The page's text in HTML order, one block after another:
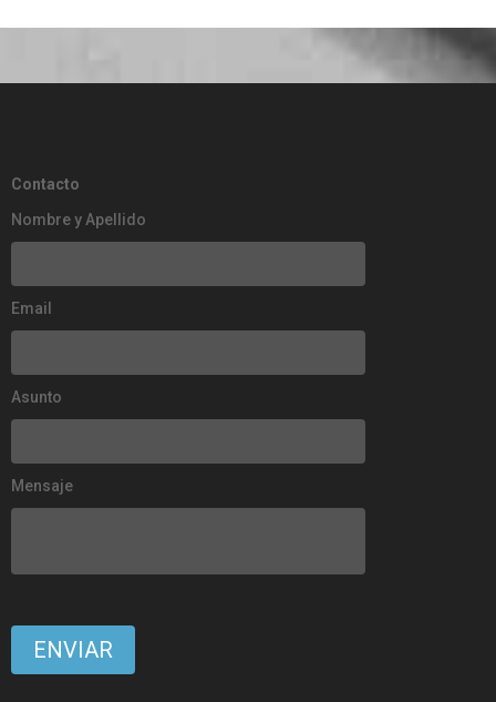
Contacto
Nombre y Apellido
Email
Asunto
Mensaje